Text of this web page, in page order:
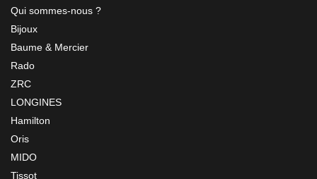
Qui sommes-nous ?
Bijoux
Baume & Mercier
Rado
ZRC
LONGINES
Hamilton
Oris
MIDO
Tissot